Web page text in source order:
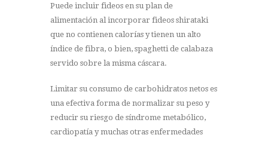
Puede incluir fideos en su plan de
alimentación al incorporar fideos shirataki
que no contienen calorías y tienen un alto
índice de fibra, o bien, spaghetti de calabaza
servido sobre la misma cáscara.
Limitar su consumo de carbohidratos netos es
una efectiva forma de normalizar su peso y
reducir su riesgo de síndrome metabólico,
cardiopatía y muchas otras enfermedades